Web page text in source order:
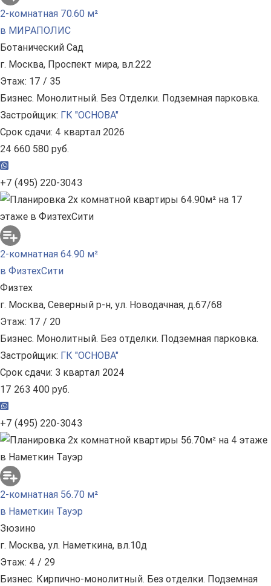
2-комнатная 70.60 м²
в МИРАПОЛИС
Ботанический Сад
г. Москва, Проспект мира, вл.222
Этаж: 17 / 35
Бизнес. Монолитный. Без Отделки. Подземная парковка.
Застройщик: ГК "ОСНОВА"
Срок сдачи: 4 квартал 2026
24 660 580 руб.
+7 (495) 220-3043
2-комнатная 64.90 м²
в ФизтехСити
Физтех
г. Москва, Северный р-н, ул. Новодачная, д.67/68
Этаж: 17 / 20
Бизнес. Монолитный. Без отделки. Подземная парковка.
Застройщик: ГК "ОСНОВА"
Срок сдачи: 3 квартал 2024
17 263 400 руб.
+7 (495) 220-3043
2-комнатная 56.70 м²
в Наметкин Тауэр
Зюзино
г. Москва, ул. Наметкина, вл.10д
Этаж: 4 / 29
Бизнес. Кирпично-монолитный. Без отделки. Подземная